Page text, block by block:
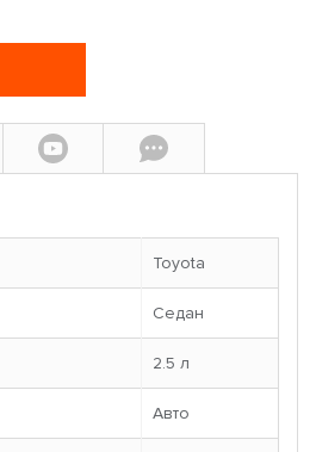
Toyota
Седан
2.5 л
Авто